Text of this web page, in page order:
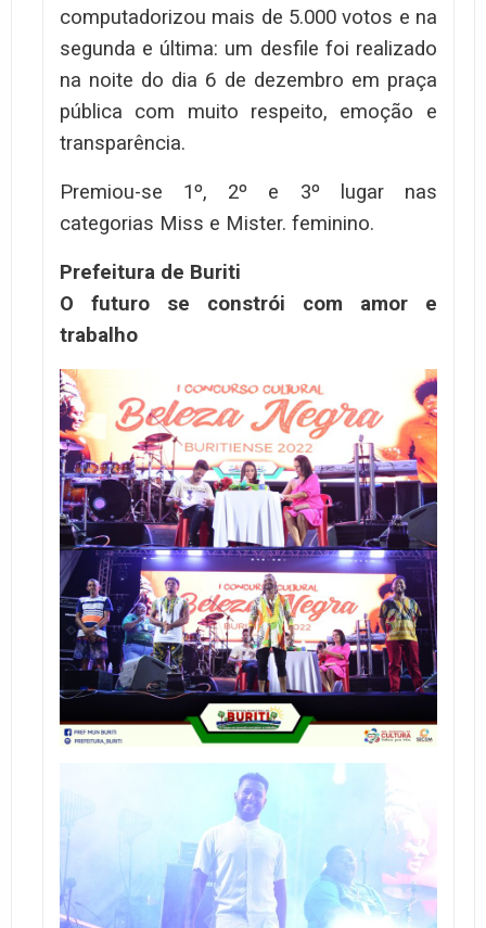
computadorizou mais de 5.000 votos e na
segunda e última: um desfile foi realizado
na noite do dia 6 de dezembro em praça
pública com muito respeito, emoção e
transparência.
Premiou-se 1º, 2º e 3º lugar nas
categorias Miss e Mister. feminino.
Prefeitura de Buriti
O futuro se constrói com amor e
trabalho